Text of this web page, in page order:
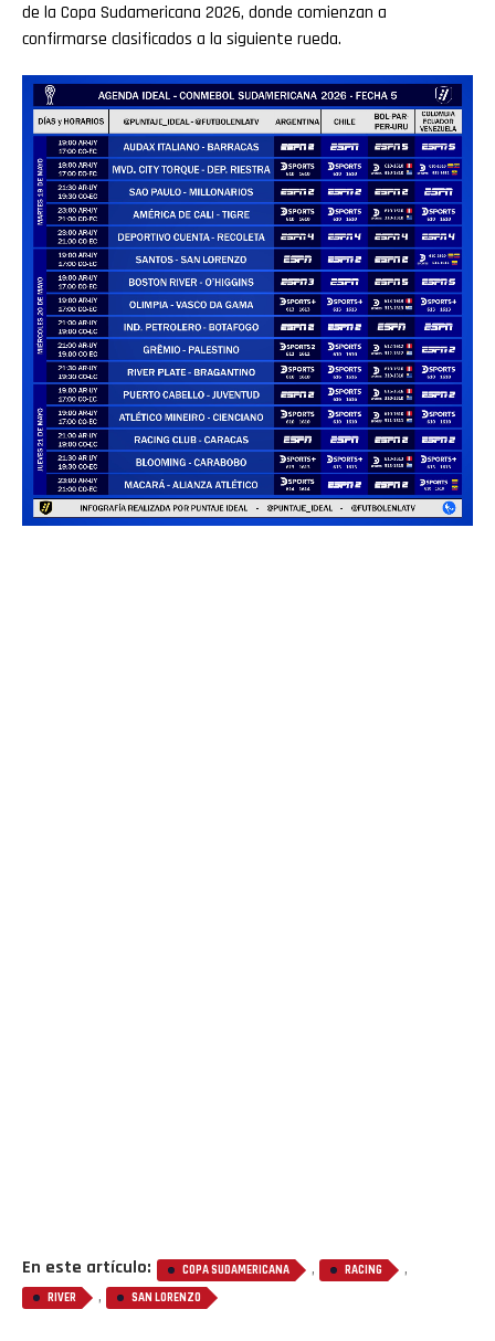
de la Copa Sudamericana 2026, donde comienzan a
confirmarse clasificados a la siguiente rueda.
En este artículo: COPA SUDAMERICANA , RACING ,
RIVER , SAN LORENZO
Reddit